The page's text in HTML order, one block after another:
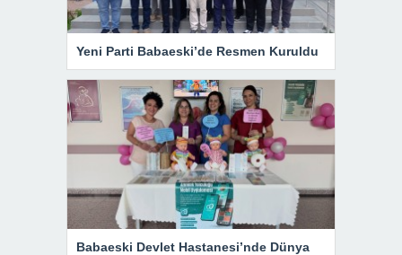
Yeni Parti Babaeski’de Resmen Kuruldu
Babaeski Devlet Hastanesi’nde Dünya